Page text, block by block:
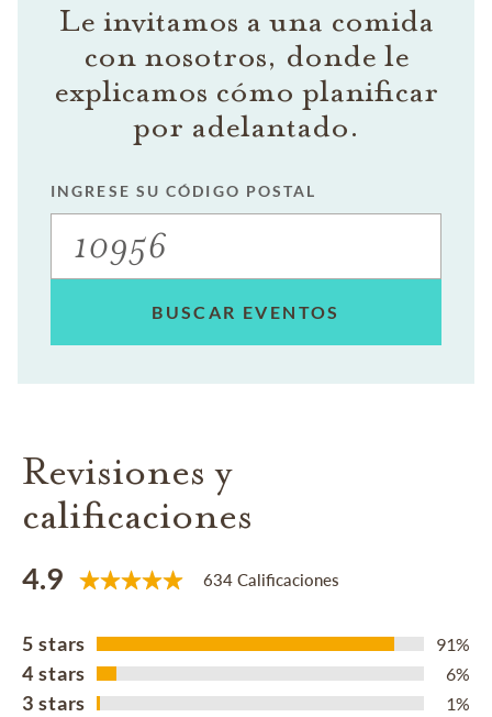
Le invitamos a una comida
con nosotros, donde le
explicamos cómo planificar
por adelantado.
INGRESE SU CÓDIGO POSTAL
BUSCAR EVENTOS
Revisiones y
calificaciones
4.9 634 Calificaciones
5 stars 91%
4 stars 6%
3 stars 1%